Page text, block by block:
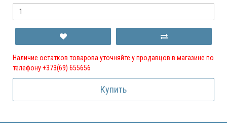
Наличие остатков товарова уточняйте у продавцов в магазине по
телефону +373(69) 655656
Купить